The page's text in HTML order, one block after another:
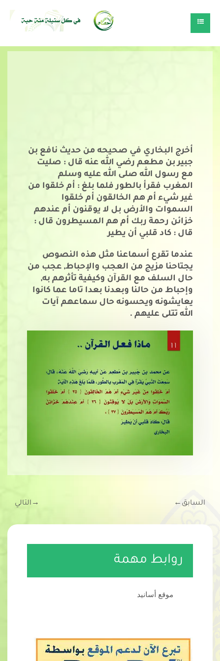
أخرج البخاري في صحيحه من حديث نافع بن
جبير بن مطعم رضي الله عنه قال : صليت
مع رسول الله صلى الله عليه وسلم
المغرب فقرأ بالطور فلما بلغ : أم خلقوا من
غير شيء أم هم الخالقون أم خلقوا
السموات والأرض بل لا يوقنون أم عندهم
خزائن رحمة ربك أم هم المسيطرون قال :
قال : كاد قلبي أن يطير
عندما تقرع أسماعنا مثل هذه النصوص
يجتاحنا مزيج من العجب والإحباط, عجب من
حال السلف مع القرآن وكيفية تأثرهم به,
وإحباط من حالنا وبعدنا بعدا تاما عما كانوا
يعايشونه ويحسونه حال سماعهم آيات
الله تتلى عليهم .
السابق ←
→ التالي
روابط مهمة
موقع أسانيد